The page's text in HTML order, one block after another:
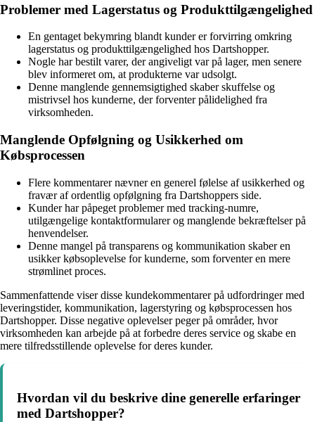
Problemer med Lagerstatus og Produkttilgængelighed
En gentaget bekymring blandt kunder er forvirring omkring
lagerstatus og produkttilgængelighed hos Dartshopper.
Nogle har bestilt varer, der angiveligt var på lager, men senere
blev informeret om, at produkterne var udsolgt.
Denne manglende gennemsigtighed skaber skuffelse og
mistrivsel hos kunderne, der forventer pålidelighed fra
virksomheden.
Manglende Opfølgning og Usikkerhed om
Købsprocessen
Flere kommentarer nævner en generel følelse af usikkerhed og
fravær af ordentlig opfølgning fra Dartshoppers side.
Kunder har påpeget problemer med tracking-numre,
utilgængelige kontaktformularer og manglende bekræftelser på
henvendelser.
Denne mangel på transparens og kommunikation skaber en
usikker købsoplevelse for kunderne, som forventer en mere
strømlinet proces.
Sammenfattende viser disse kundekommentarer på udfordringer med
leveringstider, kommunikation, lagerstyring og købsprocessen hos
Dartshopper. Disse negative oplevelser peger på områder, hvor
virksomheden kan arbejde på at forbedre deres service og skabe en
mere tilfredsstillende oplevelse for deres kunder.
Hvordan vil du beskrive dine generelle erfaringer
med Dartshopper?